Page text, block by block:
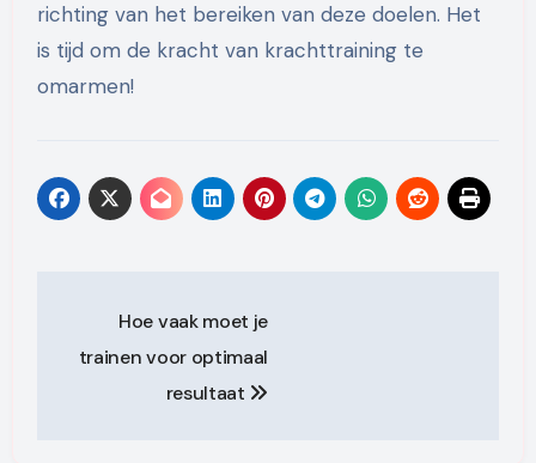
richting van het bereiken van deze doelen. Het
is tijd om de kracht van krachttraining te
omarmen!
navigation
Hoe vaak moet je
trainen voor optimaal
resultaat